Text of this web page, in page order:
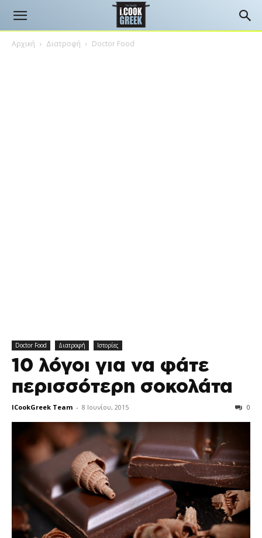
Αρχική Διατροφή Doctor Food
Doctor Food Διατροφή Ιστορίες
10 λόγοι για να φάτε
περισσότερη σοκολάτα
ICookGreek Team - 8 Ιουνίου, 2015 0